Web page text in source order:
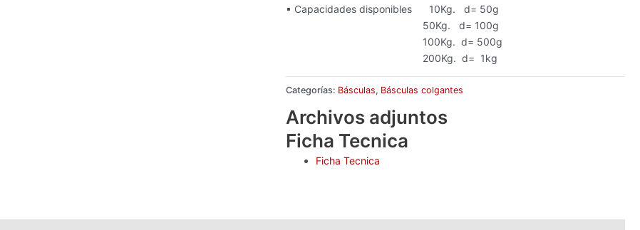
▪ Capacidades disponibles 10Kg. d= 50g
50Kg. d= 100g
100Kg. d= 500g
200Kg. d= 1kg
Categorías: Básculas, Básculas colgantes
Archivos adjuntos
Ficha Tecnica
Ficha Tecnica